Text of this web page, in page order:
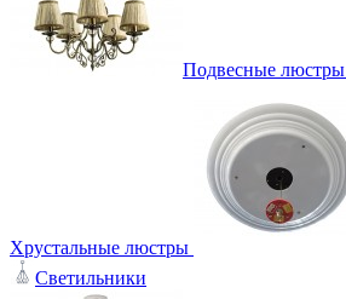
Подвесные люстры
Хрустальные люстры
Светильники